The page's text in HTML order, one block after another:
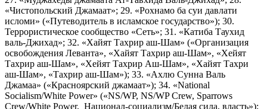
«Чистопольский Джамаат»; 29. «Рохнамо ба суи давлати
исломи» («Путеводитель в исламское государство»); 30.
Террористическое сообщество «Сеть»; 31. «Катиба Таухид
валь-Джихад»; 32. «Хайят Тахрир аш-Шам» («Организация
освобождения Леванта», «Хайят Тахрир аш-Шам», «Хейят
Тахрир аш-Шам», «Хейят Тахрир Аш-Шам», «Хайят Тахри
аш-Шам», «Тахрир аш-Шам»); 33. «Ахлю Сунна Валь
Джамаа» («Красноярский джамаат»); 34. «National
Socialism/White Power» («NS/WP, NS/WP Crew, Sparrows
Crew/White Power, Национал-социализм/Белая сила, власть»);